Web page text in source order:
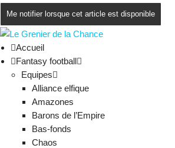
Me notifier lorsque cet article est disponible
Accueil
Fantasy football
Equipes
Alliance elfique
Amazones
Barons de l’Empire
Bas-fonds
Chaos